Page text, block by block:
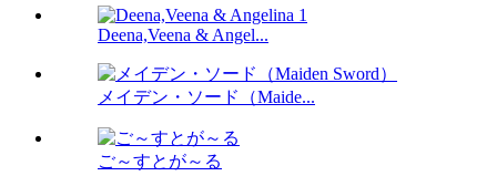
Deena,Veena & Angel...
メイデン・ソード（Maide...
ご～すとが～る